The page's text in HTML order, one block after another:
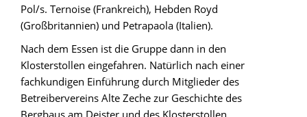
Pol/s. Ternoise (Frankreich), Hebden Royd
(Großbritannien) und Petrapaola (Italien).
Nach dem Essen ist die Gruppe dann in den
Klosterstollen eingefahren. Natürlich nach einer
fachkundigen Einführung durch Mitglieder des
Betreibervereins Alte Zeche zur Geschichte des
Bergbaus am Deister und des Klosterstollen